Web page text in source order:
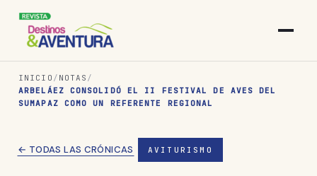
INICIO / NOTAS /
ARBELÁEZ CONSOLIDÓ EL II FESTIVAL DE AVES DEL
SUMAPAZ COMO UN REFERENTE REGIONAL
← TODAS LAS CRÓNICAS AVITURISMO